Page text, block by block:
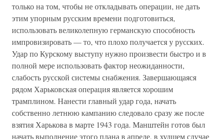
только на том, чтобы не откладывать операции, не дать
этим упорным русским времени подготовиться,
использовать великолепную германскую способность
импровизировать — то, что плохо получается у русских.
Удар по Курскому выступу нужно произвести быстро и в
полной мере использовать фактор неожиданности,
слабость русской системы снабжения. Завершающаяся
рядом Харьковская операция является хорошим
трамплином. Нанести главный удар года, начать
собственно летнюю кампанию следовало сразу же после
взятия Харькова в марте 1943 года. Манштейн готов был
начать выполнение этого плана в апреле, в худшем случае